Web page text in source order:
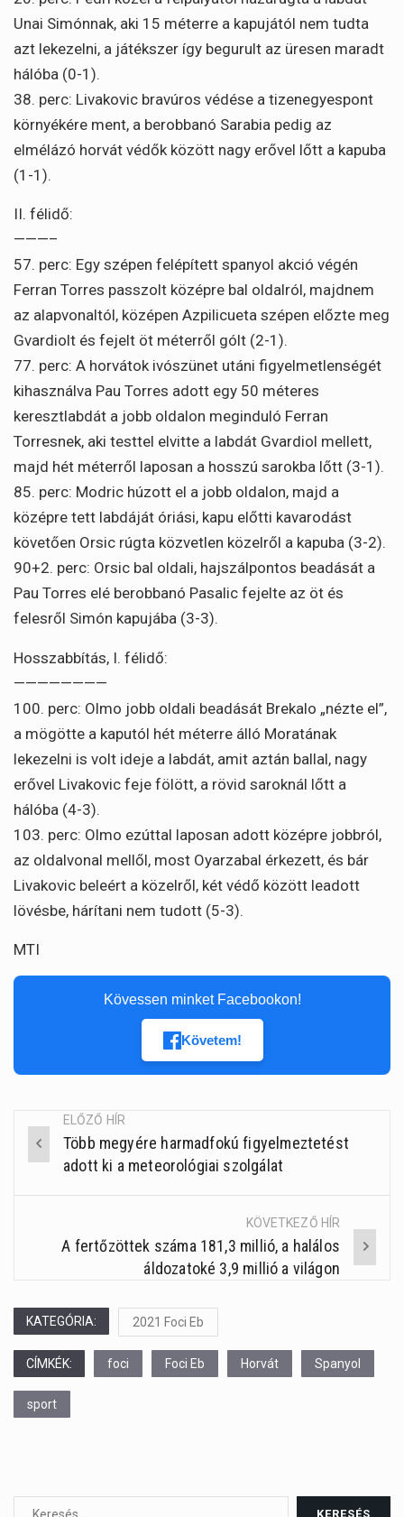
Unai Simónnak, aki 15 méterre a kapujától nem tudta
azt lekezelni, a játékszer így begurult az üresen maradt
hálóba (0-1).
38. perc: Livakovic bravúros védése a tizenegyespont
környékére ment, a berobbanó Sarabia pedig az
elmélázó horvát védők között nagy erővel lőtt a kapuba
(1-1).
II. félidő:
———–
57. perc: Egy szépen felépített spanyol akció végén
Ferran Torres passzolt középre bal oldalról, majdnem
az alapvonaltól, középen Azpilicueta szépen előzte meg
Gvardiolt és fejelt öt méterről gólt (2-1).
77. perc: A horvátok ivószünet utáni figyelmetlenségét
kihasználva Pau Torres adott egy 50 méteres
keresztlabdát a jobb oldalon meginduló Ferran
Torresnek, aki testtel elvitte a labdát Gvardiol mellett,
majd hét méterről laposan a hosszú sarokba lőtt (3-1).
85. perc: Modric húzott el a jobb oldalon, majd a
középre tett labdáját óriási, kapu előtti kavarodást
követően Orsic rúgta közvetlen közelről a kapuba (3-2).
90+2. perc: Orsic bal oldali, hajszálpontos beadását a
Pau Torres elé berobbanó Pasalic fejelte az öt és
felesről Simón kapujába (3-3).
Hosszabbítás, I. félidő:
————————
100. perc: Olmo jobb oldali beadását Brekalo „nézte el”,
a mögötte a kaputól hét méterre álló Moratának
lekezelni is volt ideje a labdát, amit aztán ballal, nagy
erővel Livakovic feje fölött, a rövid saroknál lőtt a
hálóba (4-3).
103. perc: Olmo ezúttal laposan adott középre jobbról,
az oldalvonal mellől, most Oyarzabal érkezett, és bár
Livakovic beleért a közelről, két védő között leadott
lövésbe, hárítani nem tudott (5-3).
MTI
Kövessen minket Facebookon!
Követem!
Post
navigation
ELŐZŐ HÍR
Több megyére harmadfokú figyelmeztetést
adott ki a meteorológiai szolgálat
KÖVETKEZŐ HÍR
A fertőzöttek száma 181,3 millió, a halálos
áldozatoké 3,9 millió a világon
KATEGÓRIA: 2021 Foci Eb
CÍMKÉK: foci Foci Eb Horvát Spanyol
sport